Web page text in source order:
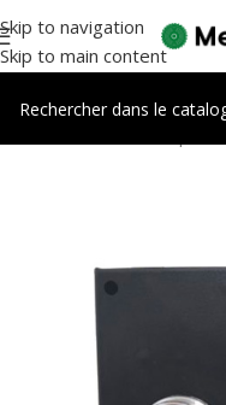
Skip to navigation
Skip to main content